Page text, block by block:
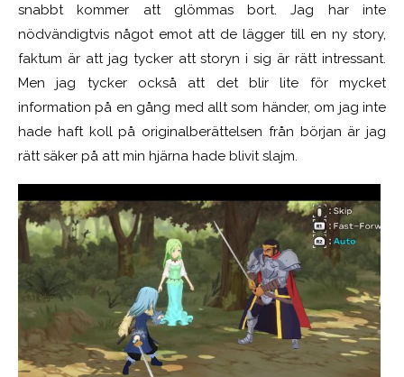
snabbt kommer att glömmas bort. Jag har inte
nödvändigtvis något emot att de lägger till en ny story,
faktum är att jag tycker att storyn i sig är rätt intressant.
Men jag tycker också att det blir lite för mycket
information på en gång med allt som händer, om jag inte
hade haft koll på originalberättelsen från början är jag
rätt säker på att min hjärna hade blivit slajm.